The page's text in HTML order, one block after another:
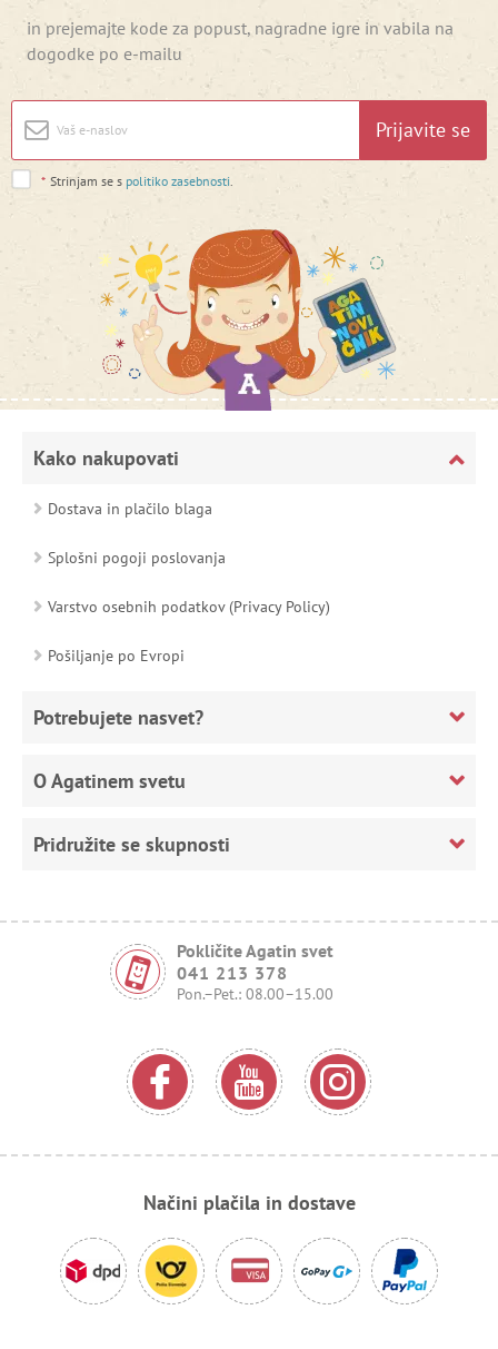
in prejemajte kode za popust, nagradne igre in vabila na
dogodke po e-mailu
Prijavite se
* Strinjam se s politiko zasebnosti
Kako nakupovati
Dostava in plačilo blaga
Splošni pogoji poslovanja
Varstvo osebnih podatkov (Privacy Policy)
Pošiljanje po Evropi
Potrebujete nasvet?
O Agatinem svetu
Pridružite se skupnosti
Pokličite Agatin svet
041 213 378
Pon.–Pet.: 08.00–15.00
Načini plačila in dostave